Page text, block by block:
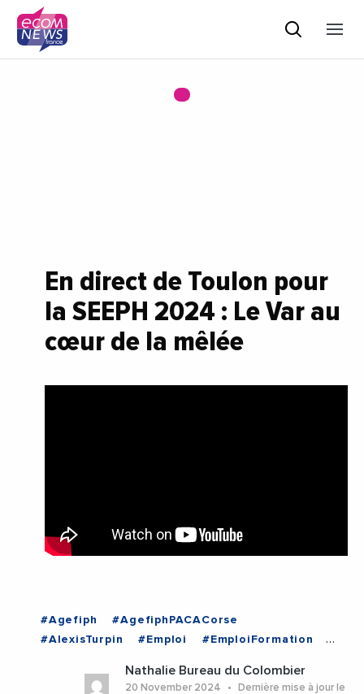
En direct de Toulon pour
la SEEPH 2024 : Le Var au
cœur de la mêlée
#Agefiph
#AgefiphPACACorse
#AlexisTurpin
#Emploi
#EmploiFormation
#ProvenceAlpesCoteDAzur
#Toulon #Var
Nathalie Bureau du Colombier
20 November 2024
Dernière mise à jour le